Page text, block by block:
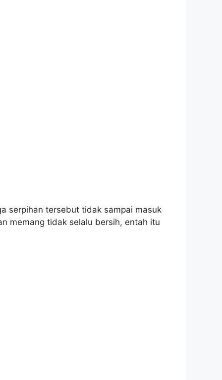
serpihan tersebut tidak sampai masuk
memang tidak selalu bersih, entah itu